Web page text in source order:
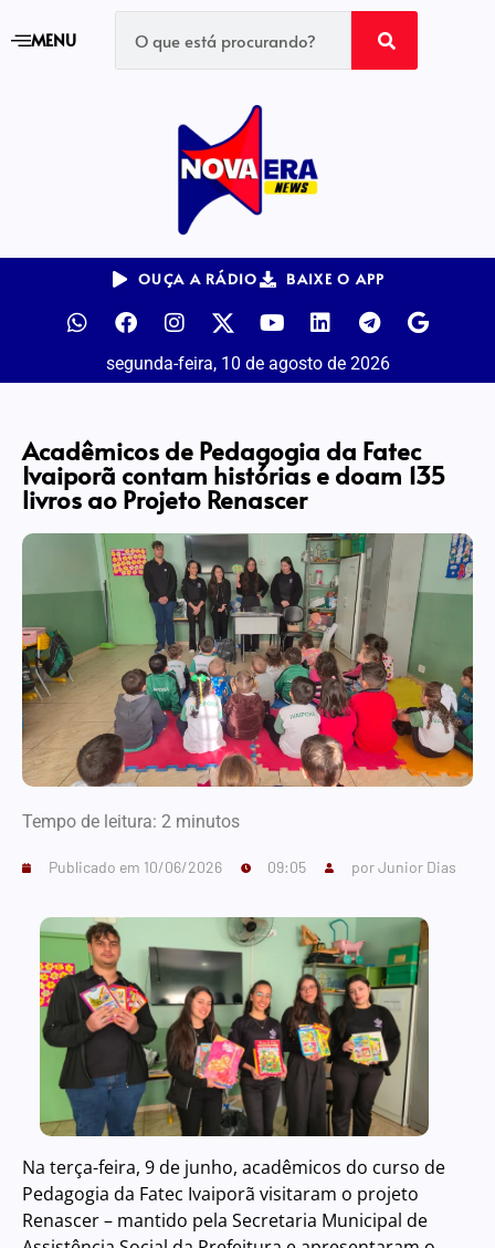
MENU
OUÇA A RÁDIO BAIXE O APP
segunda-feira, 10 de agosto de 2026
Acadêmicos de Pedagogia da Fatec
Ivaiporã contam histórias e doam 135
livros ao Projeto Renascer
Tempo de leitura: 2 minutos
Publicado em 10/06/2026 09:05 porJunior Dias
Na terça-feira, 9 de junho, acadêmicos do curso de
Pedagogia da Fatec Ivaiporã visitaram o projeto
Renascer – mantido pela Secretaria Municipal de